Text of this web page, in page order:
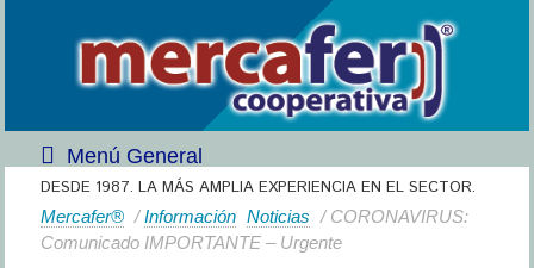
Menú General
DESDE 1987. LA MÁS AMPLIA EXPERIENCIA EN EL SECTOR.
Mercafer® /Información Noticias / CORONAVIRUS:
Comunicado IMPORTANTE – Urgente